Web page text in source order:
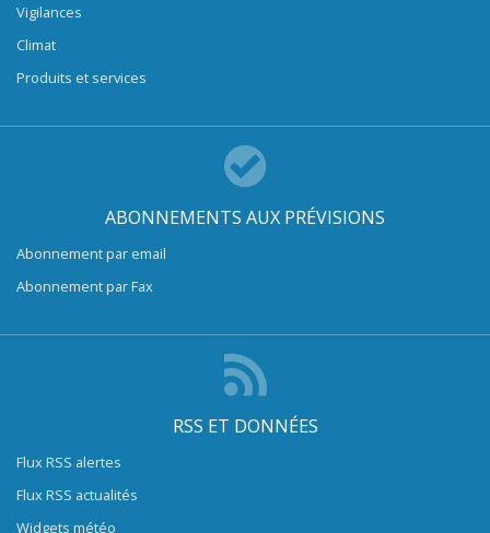
Vigilances
Climat
Produits et services
ABONNEMENTS AUX PRÉVISIONS
Abonnement par email
Abonnement par Fax
RSS ET DONNÉES
Flux RSS alertes
Flux RSS actualités
Widgets météo